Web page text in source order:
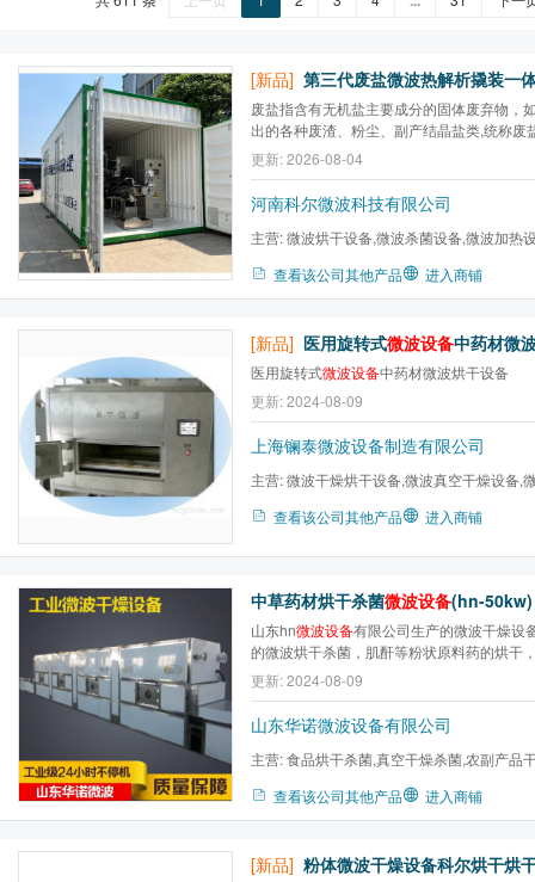
[新品] 第三代废盐微波热解析撬装一
废盐指含有无机盐主要成分的固体废弃物，
出的各种废渣、粉尘、副产结晶盐类,统称废
药、制药、印染、煤化工、精细化工等化工
类繁多,有毒有害物质高,具有处置难度大、
特点。
更新: 2026-08-04
河南科尔微波科技有限公司
主营:微波烘干设备,微波杀菌设备,微波加热
查看该公司其他产品 进入商铺
[新品] 医用旋转式微波设备中药材微
医用旋转式微波设备中药材微波烘干设备
更新: 2024-08-09
上海镧泰微波设备制造有限公司
主营:微波干燥烘干设备,微波真空干燥设备,
查看该公司其他产品 进入商铺
中草药材烘干杀菌微波设备(hn-50kw)
山东hn微波设备有限公司生产的微波干燥设
的微波烘干杀菌，肌酐等粉状原料药的烘干
的烘干杀菌等，具有一机多用的效果。该设
材、颗粒肉制品、香料等低温干燥微波干燥
的作用下，浸膏自身快速生热，水份蒸发达
更新: 2024-08-09
山东华诺微波设备有限公司
主营:食品烘干杀菌,真空干燥杀菌,农副产品
查看该公司其他产品 进入商铺
[新品] 粉体微波干燥设备科尔烘干烘